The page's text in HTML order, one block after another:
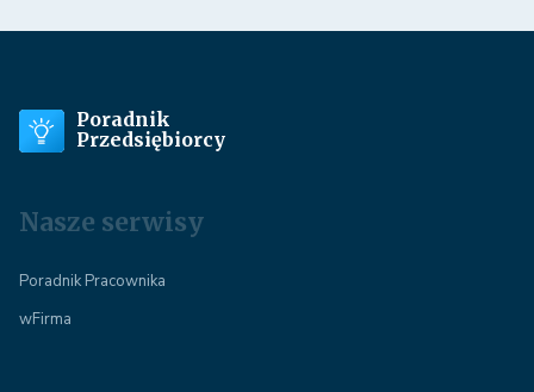
Poradnik
Przedsiębiorcy
Nasze serwisy
Poradnik Pracownika
wFirma